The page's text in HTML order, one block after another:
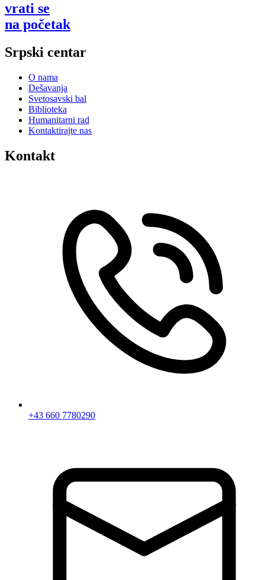
vrati se
na početak
Srpski centar
O nama
Dešavanja
Svetosavski bal
Biblioteka
Humanitarni rad
Kontaktirajte nas
Kontakt
+43 660 7780290